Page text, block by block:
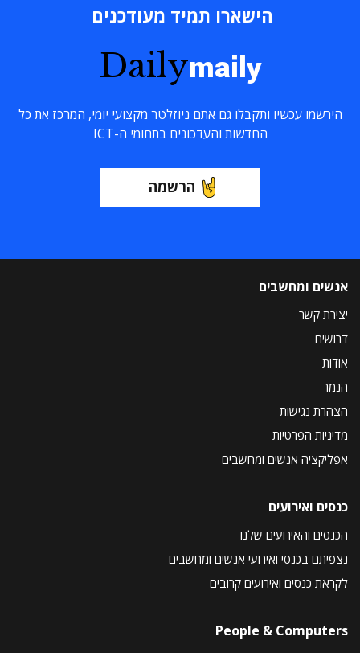
הישארו תמיד מעודכנים
Dailymaily
הירשמו עכשיו ותקבלו גם אתם ניוזלטר מקצועי יומי, המרכז את כל
החדשות והעדכונים בתחומי ה-ICT
הרשמה
אנשים ומחשבים
יצירת קשר
דרושים
אודות
הנמר
הצהרת נגישות
מדיניות הפרטיות
אפליקציה אנשים ומחשבים
כנסים ואירועים
הכנסים והאירועים שלנו
נצפיתם בכנסי ואירועי אנשים ומחשבים
לקראת כנסים ואירועים קרובים
People & Computers